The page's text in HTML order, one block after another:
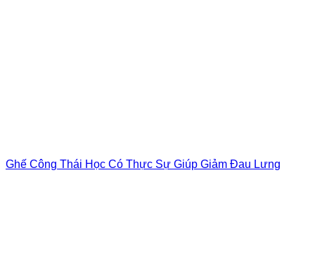
Ghế Công Thái Học Có Thực Sự Giúp Giảm Đau Lưng